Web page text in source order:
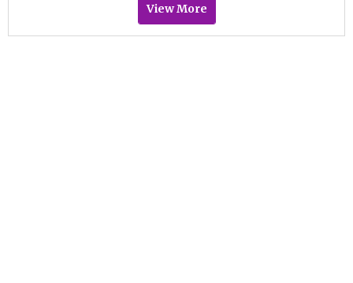
View More